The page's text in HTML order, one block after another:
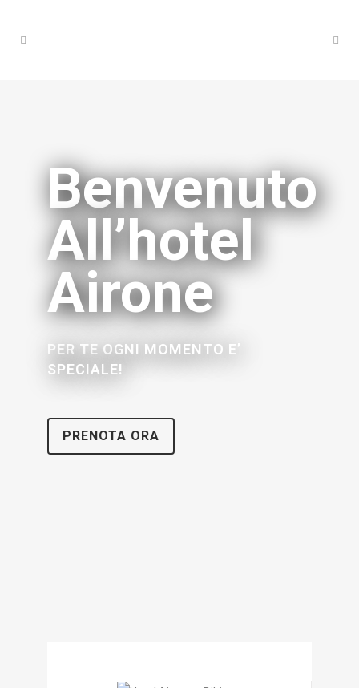
Benvenuto
All’hotel
Airone
PER TE OGNI MOMENTO E’
SPECIALE!
PRENOTA ORA